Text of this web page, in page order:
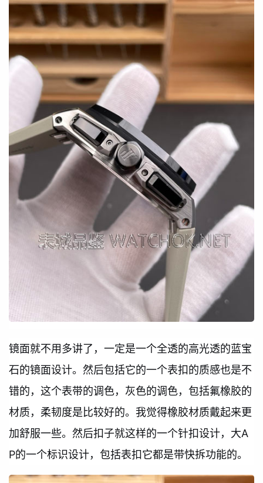
镜面就不用多讲了，一定是一个全透的高光透的蓝宝
石的镜面设计。然后包括它的一个表扣的质感也是不
错的，这个表带的调色，灰色的调色，包括氟橡胶的
材质，柔韧度是比较好的。我觉得橡胶材质戴起来更
加舒服一些。然后扣子就这样的一个针扣设计，大A
P的一个标识设计，包括表扣它都是带快拆功能的。